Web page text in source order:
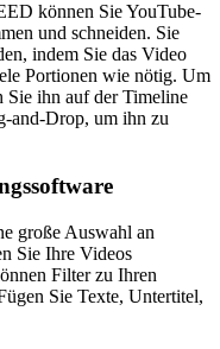
können Sie YouTube-
und schneiden. Sie
indem Sie das Video
Portionen wie nötig. Um
Sie ihn auf der Timeline
and-Drop, um ihn zu
große Auswahl an
Sie Ihre Videos
Filter zu Ihren
Sie Texte, Untertitel,